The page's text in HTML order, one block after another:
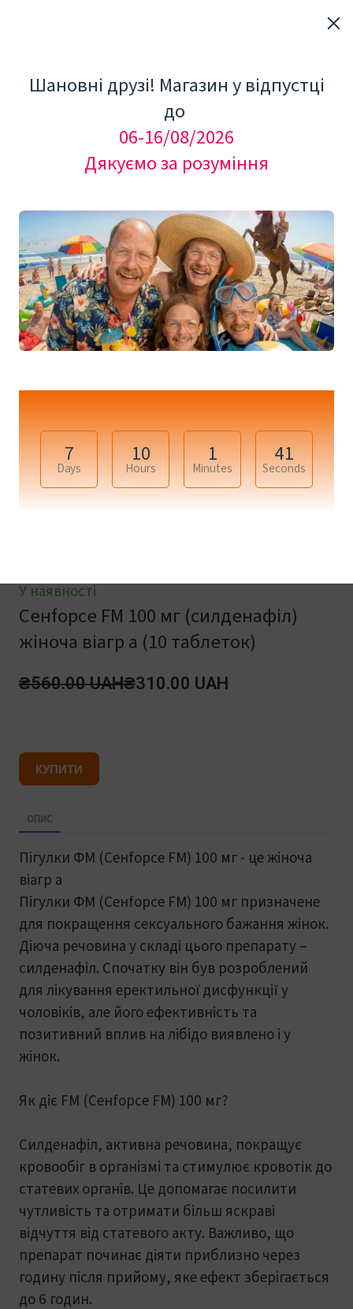
У наявності
Ceнfорce FM 100 мг (силденафіл)
жіноча віагр а (10 таблеток)
₴560.00 UAH₴310.00 UAH
КУПИТИ
ОПИС
Пігулки ФМ (Ceнfорce FM) 100 мг - це жіноча
віагр а
Пігулки ФМ (Ceнfорce FM) 100 мг призначене
для покращення сексуального бажання жінок.
Діюча речовина у складі цього препарату –
силденафіл. Спочатку він був розроблений
для лікування еректильної дисфункції у
чоловіків, але його ефективність та
позитивний вплив на лібідо виявлено і у
жінок.
Як діє FM (Ceнfорce FM) 100 мг?
Силденафіл, активна речовина, покращує
кровообіг в організмі та стимулює кровотік до
статевих органів. Це допомагає посилити
чутливість та отримати більш яскраві
відчуття від статевого акту. Важливо, що
препарат починає діяти приблизно через
годину після прийому, яке ефект зберігається
до 6 годин.
Шановні друзі! Магазин у відпустці
до
06-16/08/2026
Дякуємо за розуміння
7
Days
10
Hours
1
Minutes
41
Seconds